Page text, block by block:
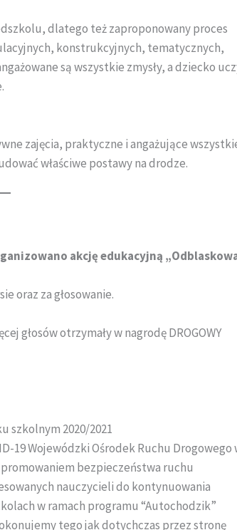
dlatego też zaproponowany proces
konstrukcyjnych, tematycznych,
są wszystkie zmysły, a dziecko
zajęcia, praktyczne i angażujące
właściwe postawy na drodze.
akcję edukacyjną
oraz za głosowanie.
głosów otrzymały w nagrodę DROGOWY
szkolnym 2020/2021
19 Wojewódzki Ośrodek Ruchu Drogowego
promowaniem bezpieczeństwa ruchu
nauczycieli do kontynuowania
w ramach programu “Autochodzik”
tego jak dotychczas przez stronę